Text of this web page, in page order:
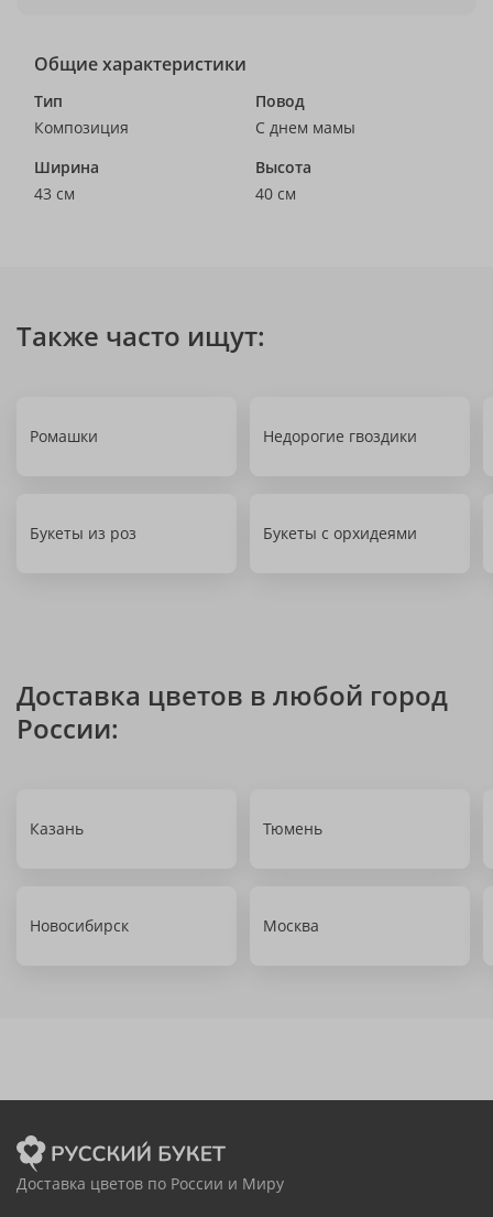
Общие характеристики
Тип
Композиция
Повод
С днем мамы
Ширина
43 см
Высота
40 см
Также часто ищут:
Ромашки Недорогие гвоздики
Букеты из роз Букеты с орхидеями
Доставка цветов в любой город
России:
Казань Тюмень
Новосибирск Москва
Доставка цветов по России и Миру